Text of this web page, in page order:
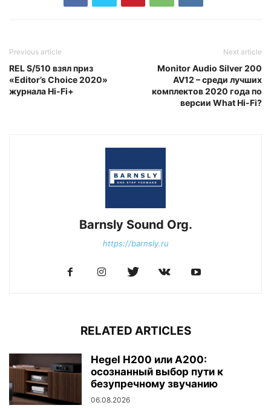
Previous article
REL S/510 взял приз
«Editor’s Choice 2020»
журнала Hi-Fi+
Next article
Monitor Audio Silver 200
AV12 – среди лучших
комплектов 2020 года по
версии What Hi-Fi?
Barnsly Sound Org.
https://barnsly.ru
RELATED ARTICLES
Hegel H200 или A200:
осознанный выбор пути к
безупречному звучанию
06.08.2026